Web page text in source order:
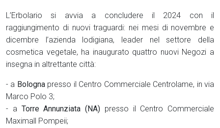
L’Erbolario si avvia a concludere il 2024 con il
raggiungimento di nuovi traguardi: nei mesi di novembre e
dicembre l’azienda lodigiana, leader nel settore della
cosmetica vegetale, ha inaugurato quattro nuovi Negozi a
insegna in altrettante città:
- a Bolognapresso il Centro Commerciale Centrolame, in via
Marco Polo 3;
- a Torre Annunziata (NA) presso il Centro Commerciale
Maximall Pompeii;